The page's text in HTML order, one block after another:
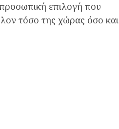
προσωπική επιλογή που
τόσο της χώρας όσο και